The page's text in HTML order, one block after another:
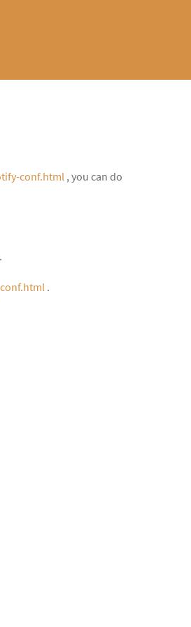
conf.html, you can do
.